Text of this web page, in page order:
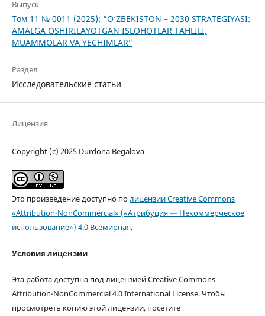
Выпуск
Том 11 № 0011 (2025): “O‘ZBEKISTON – 2030 STRATEGIYASI:
AMALGA OSHIRILAYOTGAN ISLOHOTLAR TAHLILI,
MUAMMOLAR VA YECHIMLAR”
Раздел
Исследовательские статьи
Лицензия
Copyright (c) 2025 Durdona Begalova
Это произведение доступно полицензии Creative Commons
«Attribution-NonCommercial» («Атрибуция — Некоммерческое
использование») 4.0 Всемирная.
Условия лицензии
Эта работа доступна под лицензией Creative Commons
Attribution-NonCommercial 4.0 International License. Чтобы
просмотреть копию этой лицензии, посетите